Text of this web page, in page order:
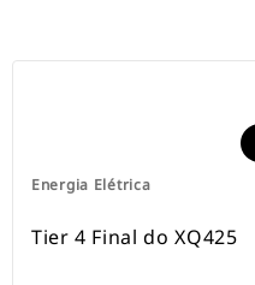
Energia Elétrica
Tier 4 Final do XQ425